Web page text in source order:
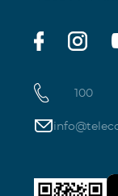
100